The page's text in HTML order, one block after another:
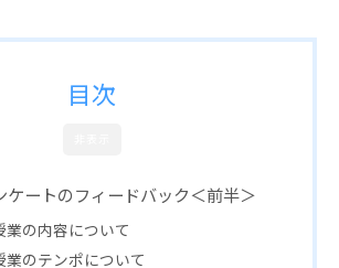
目次
ケートのフィードバック＜前半＞
業の内容について
業のテンポについて